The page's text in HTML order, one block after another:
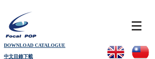
DOWNLOAD CATALOGUE
中文目錄下載